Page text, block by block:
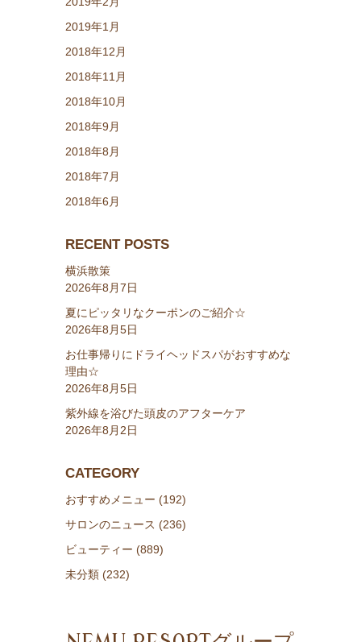
2019年1月
2018年12月
2018年11月
2018年10月
2018年9月
2018年8月
2018年7月
2018年6月
RECENT POSTS
横浜散策
2026年8月7日
夏にピッタリなクーポンのご紹介☆
2026年8月5日
お仕事帰りにドライヘッドスパがおすすめな
理由☆
2026年8月5日
紫外線を浴びた頭皮のアフターケア
2026年8月2日
CATEGORY
おすすめメニュー (192)
サロンのニュース (236)
ビューティー (889)
未分類 (232)